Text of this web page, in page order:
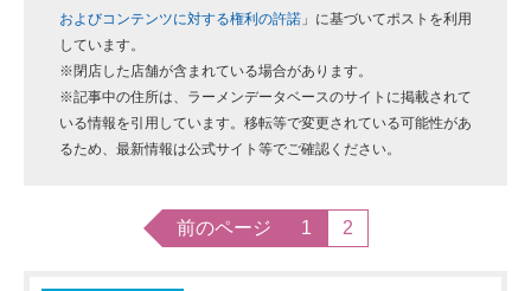
およびコンテンツに対する権利の許諾 」に基づいてポストを利用
しています。
※閉店した店舗が含まれている場合があります。
※記事中の住所は、ラーメンデータベースのサイトに掲載されて
いる情報を引用しています。移転等で変更されている可能性があ
るため、最新情報は公式サイト等でご確認ください。
前のページ 1 2